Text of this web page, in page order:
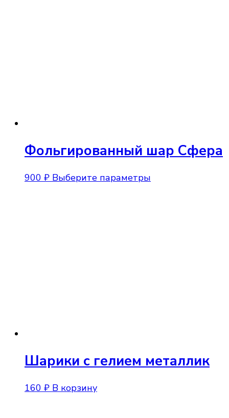
Фольгированный шар Сфера
900 ₽ Выберите параметры
Шарики с гелием металлик
160 ₽ В корзину